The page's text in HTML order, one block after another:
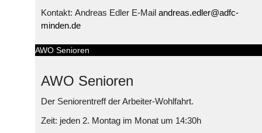
Kontakt: Andreas Edler E-Mail andreas.edler@adfc-
minden.de
AWO Senioren
AWO Senioren
Der Seniorentreff der Arbeiter-Wohlfahrt.
Zeit: jeden 2. Montag im Monat um 14:30h